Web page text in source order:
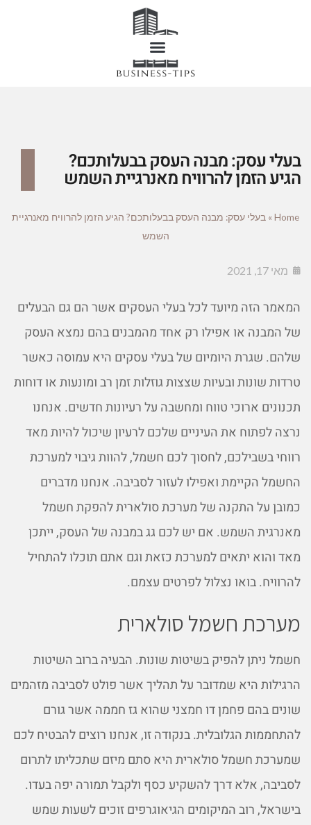
בעלי עסק: מבנה העסק בבעלותכם?
הגיע הזמן להרוויח מאנרגיית השמש
Home
» בעלי עסק: מבנה העסק בבעלותכם? הגיע הזמן להרוויח מאנרגיית
השמש
מאי 17, 2021
המאמר הזה מיועד לכל בעלי העסקים אשר הם גם הבעלים
של המבנה או אפילו רק אחד מהמבנים בהם נמצא העסק
שלהם. שגרת היומיום של בעלי עסקים היא עמוסה כאשר
טרדות שונות ובעיות שצצות גוזלות זמן רב ומונעות או דוחות
תכנונים ארוכי טווח ומחשבה על רעיונות חדשים. אנחנו
נרצה לפתוח את העיניים שלכם לרעיון שיכול להיות מאד
רווחי בשבילכם, לחסוך לכם חשמל, להוות גיבוי למערכת
החשמל הקיימת ואפילו לעזור לסביבה. אנחנו מדברים
כמובן על התקנה של מערכת סולארית להפקת חשמל
מאנרגית השמש. אם יש לכם גג במבנה של העסק, ייתכן
מאד והוא יתאים למערכת כזאת וגם אתם תוכלו להתחיל
להרוויח. בואו נצלול לפרטים עצמם.
מערכת חשמל סולארית
חשמל ניתן להפיק בשיטות שונות. הבעיה ברוב השיטות
הרגילות היא שמדובר על תהליך אשר פולט לסביבה מזהמים
שונים בהם פחמן דו חמצני שהוא גז חממה אשר גורם
להתחממות הגלובלית. בנקודה זו, אנחנו רוצים להבטיח לכם
שמערכת חשמל סולארית היא סתם מיזם שתכליתו לתרום
לסביבה, אלא דרך להשקיע כסף ולקבל תמורה יפה בעדו.
בישראל, רוב המיקומים הגיאוגרפים זוכים לשעות שמש